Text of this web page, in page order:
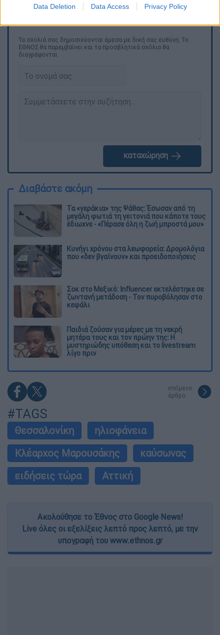
Data Deletion Data Access Privacy Policy
Τα σχολιά σας δημοσιεύονται άμεσα με δική σας ευθύνη. Το
ΕΘΝΟΣ θα παρεμβαίνει και τα προσβλητικά σχόλια θα
διαγράφονται
καταχώρηση
Διαβάστε ακόμη
Τα «γεράκια» της Ψάθας: Έσωσαν από τη
μεγάλη φωτιά τη γειτονιά που κάποτε τους
έδιωχνε - «Πέρασε όλη η ζωή μπροστά μου»
Κυνήγι χρόνου στα λεωφορεία: Δρομολόγια
που «δεν βγαίνουν» και προειδοποιήσεις
Σοκ στο Μεξικό: Influencer εκτελέστηκε σε
ζωντανή μετάδοση - Τον πυροβόλησαν στο
κεφάλι
Παιδιά ζούσαν για μέρες με τη νεκρή
μητέρα τους και τον πρώην της: Η
μυστηριώδης υπόθεση και το livestream
λίγο πριν
επόμενο
άρθρο
#TAGS
Θεσσαλονίκη
ηλιοφάνεια
Κλέαρχος Μαρουσάκης
καύσωνας
ειδήσεις τώρα
Αττική
Ακολούθησε το Έθνος στο Google News!
Live όλες οι εξελίξεις λεπτό προς λεπτό, με την
υπογραφή του www.ethnos.gr